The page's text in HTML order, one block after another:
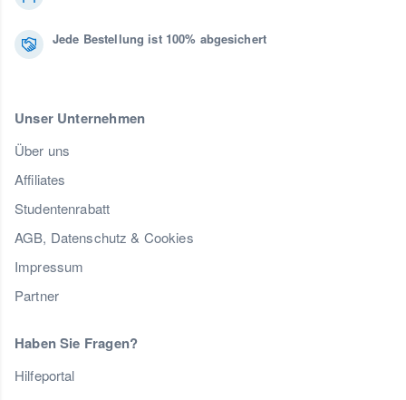
Jede Bestellung ist 100% abgesichert
Unser Unternehmen
Über uns
Affiliates
Studentenrabatt
AGB, Datenschutz & Cookies
Impressum
Partner
Haben Sie Fragen?
Hilfeportal